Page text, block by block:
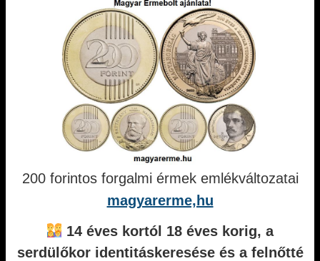
200 forintos forgalmi érmek emlékváltozatai
magyarerme,hu
14 éves kortól 18 éves korig, a
serdülőkor identitáskeresése és a felnőtté